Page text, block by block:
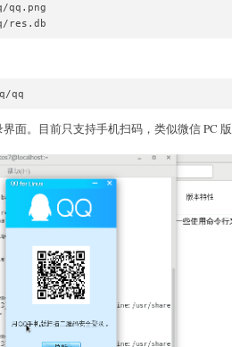
qq.png
res.db
qq
面。目前只支持手机扫码，类似微信 PC 版